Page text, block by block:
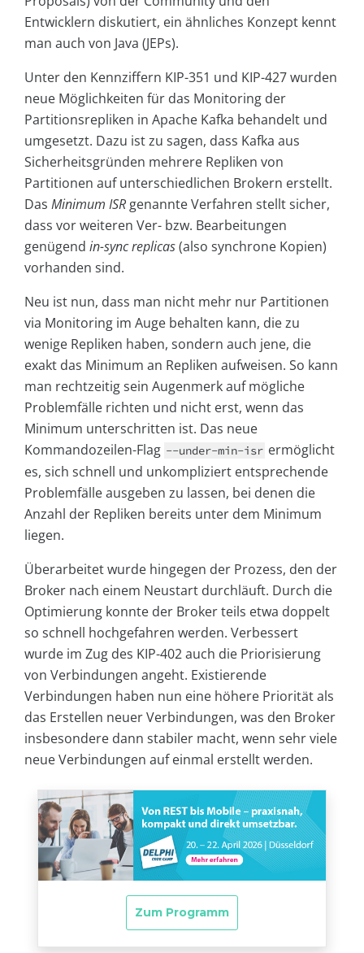
Entwicklern diskutiert, ein ähnliches Konzept kennt
man auch von Java (JEPs).
Unter den Kennziffern KIP-351 und KIP-427 wurden
neue Möglichkeiten für das Monitoring der
Partitionsrepliken in Apache Kafka behandelt und
umgesetzt. Dazu ist zu sagen, dass Kafka aus
Sicherheitsgründen mehrere Repliken von
Partitionen auf unterschiedlichen Brokern erstellt.
Das Minimum ISR genannte Verfahren stellt sicher,
dass vor weiteren Ver- bzw. Bearbeitungen
genügend in-sync replicas(also synchrone Kopien)
vorhanden sind.
Neu ist nun, dass man nicht mehr nur Partitionen
via Monitoring im Auge behalten kann, die zu
wenige Repliken haben, sondern auch jene, die
exakt das Minimum an Repliken aufweisen. So kann
man rechtzeitig sein Augenmerk auf mögliche
Problemfälle richten und nicht erst, wenn das
Minimum unterschritten ist. Das neue
Kommandozeilen-Flag --under-min-isr ermöglicht
es, sich schnell und unkompliziert entsprechende
Problemfälle ausgeben zu lassen, bei denen die
Anzahl der Repliken bereits unter dem Minimum
liegen.
Überarbeitet wurde hingegen der Prozess, den der
Broker nach einem Neustart durchläuft. Durch die
Optimierung konnte der Broker teils etwa doppelt
so schnell hochgefahren werden. Verbessert
wurde im Zug des KIP-402 auch die Priorisierung
von Verbindungen angeht. Existierende
Verbindungen haben nun eine höhere Priorität als
das Erstellen neuer Verbindungen, was den Broker
insbesondere dann stabiler macht, wenn sehr viele
neue Verbindungen auf einmal erstellt werden.